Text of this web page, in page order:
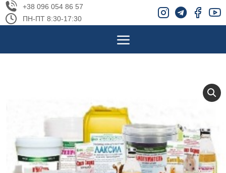
+38 096 054 86 57
ПН-ПТ 8:30-17:30